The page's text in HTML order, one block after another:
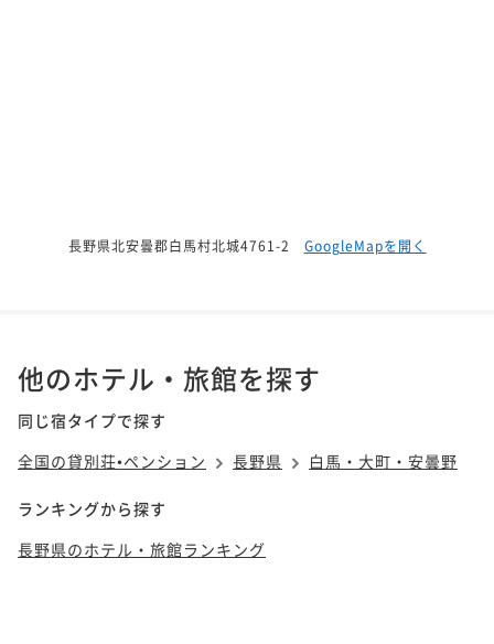
長野県北安曇郡白馬村北城4761-2 GoogleMapを開く
他のホテル・旅館を探す
同じ宿タイプで探す
全国の貸別荘•ペンション
長野県 白馬・大町・安曇野
ランキングから探す
長野県のホテル・旅館ランキング